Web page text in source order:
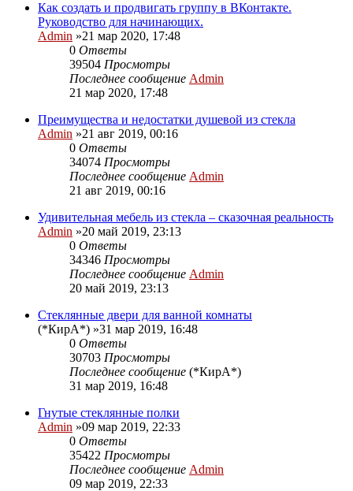
Как создать и продвигать группу в ВКонтакте.
Руководство для начинающих.
Admin »21 мар 2020, 17:48
0 Ответы
39504 Просмотры
Последнее сообщение Admin
21 мар 2020, 17:48
Преимущества и недостатки душевой из стекла
Admin »21 авг 2019, 00:16
0 Ответы
34074 Просмотры
Последнее сообщение Admin
21 авг 2019, 00:16
Удивительная мебель из стекла – сказочная реальность
Admin »20 май 2019, 23:13
0 Ответы
34346 Просмотры
Последнее сообщение Admin
20 май 2019, 23:13
Стеклянные двери для ванной комнаты
(*КирА*) »31 мар 2019, 16:48
0 Ответы
30703 Просмотры
Последнее сообщение (*КирА*)
31 мар 2019, 16:48
Гнутые стеклянные полки
Admin »09 мар 2019, 22:33
0 Ответы
35422 Просмотры
Последнее сообщение Admin
09 мар 2019, 22:33